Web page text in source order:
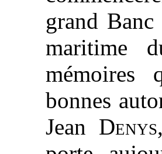
grand
maritime
mémoires
bonnes
Jean Denys